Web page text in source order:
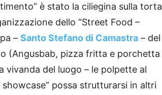
è stato la ciliegina sulla torta
dello “Street Food –
– Santo Stefano di Camastra – del
(Angusbab, pizza fritta e porchetta
vivanda del luogo – le polpette al
possa strutturarsi in altri